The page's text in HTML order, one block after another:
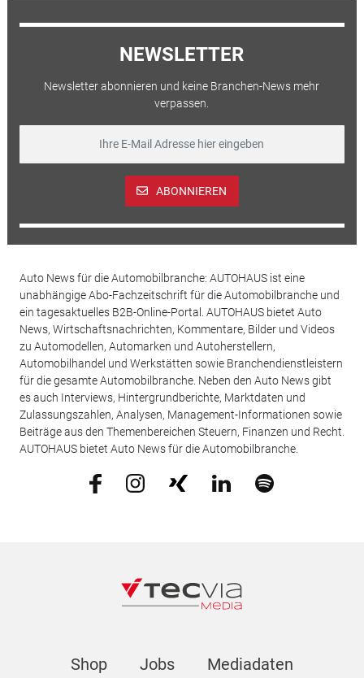
NEWSLETTER
Newsletter abonnieren und keine Branchen-News mehr
verpassen.
ABONNIEREN
Auto News für die Automobilbranche: AUTOHAUS ist eine
unabhängige Abo-Fachzeitschrift für die Automobilbranche und
ein tagesaktuelles B2B-Online-Portal. AUTOHAUS bietet Auto
News, Wirtschaftsnachrichten, Kommentare, Bilder und Videos
zu Automodellen, Automarken und Autoherstellern,
Automobilhandel und Werkstätten sowie Branchendienstleistern
für die gesamte Automobilbranche. Neben den Auto News gibt
es auch Interviews, Hintergrundberichte, Marktdaten und
Zulassungszahlen, Analysen, Management-Informationen sowie
Beiträge aus den Themenbereichen Steuern, Finanzen und Recht.
AUTOHAUS bietet Auto News für die Automobilbranche.
Shop Jobs Mediadaten